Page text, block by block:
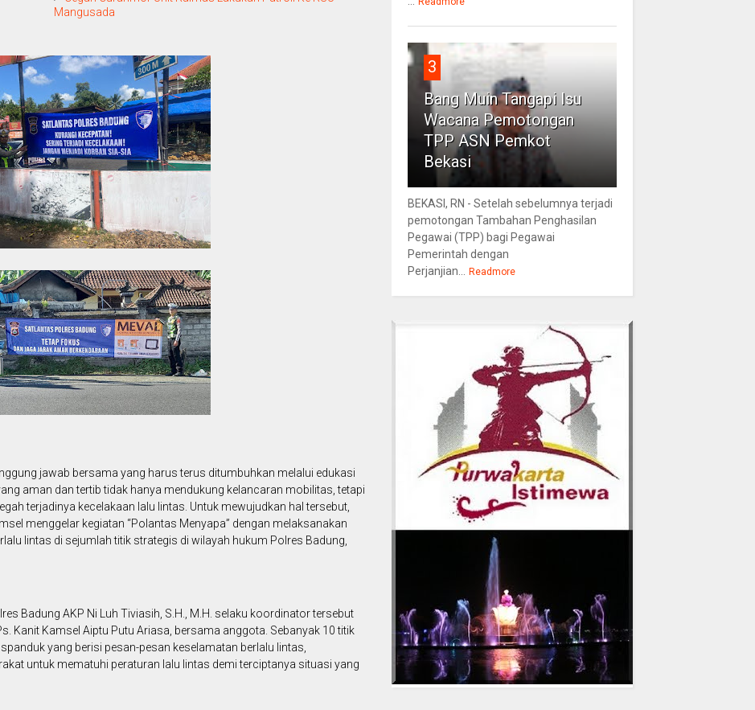
Mangusada
jawab bersama yang harus terus ditumbuhkan melalui edukasi
aman dan tertib tidak hanya mendukung kelancaran mobilitas, tetapi
terjadinya kecelakaan lalu lintas. Untuk mewujudkan hal tersebut,
menggelar kegiatan “Polantas Menyapa” dengan melaksanakan
lintas di sejumlah titik strategis di wilayah hukum Polres Badung,
Badung AKP Ni Luh Tiviasih, S.H., M.H. selaku koordinator tersebut
Kanit Kamsel Aiptu Putu Ariasa, bersama anggota. Sebanyak 10 titik
yang berisi pesan-pesan keselamatan berlalu lintas,
untuk mematuhi peraturan lalu lintas demi terciptanya situasi yang
3
Bang Muin Tangapi Isu
Wacana Pemotongan
TPP ASN Pemkot
Bekasi
BEKASI, RN - Setelah sebelumnya terjadi
pemotongan Tambahan Penghasilan
Pegawai (TPP) bagi Pegawai
Pemerintah dengan
Perjanjian...
Readmore